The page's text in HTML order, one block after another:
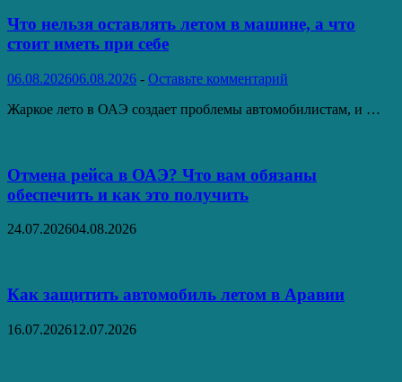
Что нельзя оставлять летом в машине, а что
стоит иметь при себе
06.08.202606.08.2026 - Оставьте комментарий
Жаркое лето в ОАЭ создает проблемы автомобилистам, и …
Отмена рейса в ОАЭ? Что вам обязаны
обеспечить и как это получить
24.07.202604.08.2026
Как защитить автомобиль летом в Аравии
16.07.202612.07.2026